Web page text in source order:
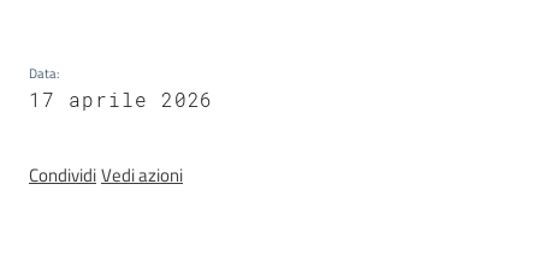
Data:
17 aprile 2026
CondividiVedi azioni